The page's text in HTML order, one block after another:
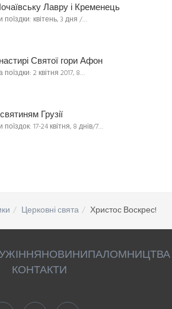
Лавру і Кременець
поїздки: квітень, 3 дня /…
Святої гори Афон
поїздки: 2 квітня 2017, 8…
Грузії
поїздок: 17-24 квітня, 8 днів/7…
Церковні свята Христос Воскрес!
НОВИНИПАЛОМНИЦТВА
КОНТАКТИ